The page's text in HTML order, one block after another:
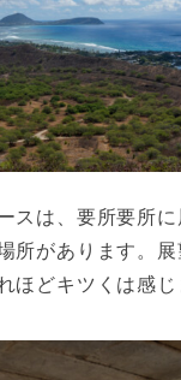
スは、要所要所
所があります。
ほどキツくは感じ